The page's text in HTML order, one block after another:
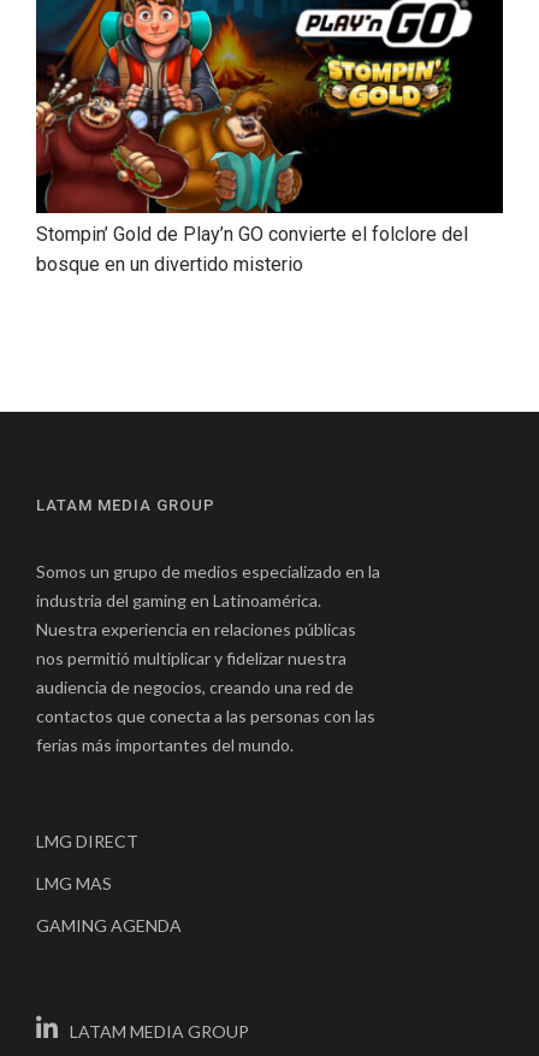
Stompin’ Gold de Play’n GO convierte el folclore del
bosque en un divertido misterio
LATAM MEDIA GROUP
Somos un grupo de medios especializado en la
industria del gaming en Latinoamérica.
Nuestra experiencia en relaciones públicas
nos permitió multiplicar y fidelizar nuestra
audiencia de negocios, creando una red de
contactos que conecta a las personas con las
ferias más importantes del mundo.
LMG DIRECT
LMG MAS
GAMING AGENDA
LATAM MEDIA GROUP